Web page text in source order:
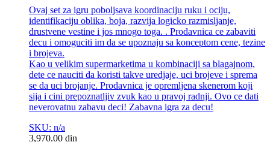
Ovaj set za igru poboljsava koordinaciju ruku i ociju,
identifikaciju oblika, boja, razvija logicko razmisljanje,
drustvene vestine i jos mnogo toga. . Prodavnica ce zabaviti
decu i omoguciti im da se upoznaju sa konceptom cene, tezine
i brojeva.
Kao u velikim supermarketima u kombinaciji sa blagajnom,
dete ce nauciti da koristi takve uredjaje, uci brojeve i sprema
se da uci brojanje. Prodavnica je opremljena skenerom koji
sija i cini prepoznatljiv zvuk kao u pravoj radnji. Ovo ce dati
neverovatnu zabavu deci! Zabavna igra za decu!
SKU: n/a
3,970.00 din